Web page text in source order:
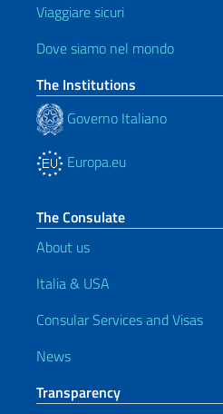
Viaggiare sicuri
Dove siamo nel mondo
The Institutions
Governo Italiano
Europa.eu
The Consulate
About us
Italia & USA
Consular Services and Visas
News
Transparency